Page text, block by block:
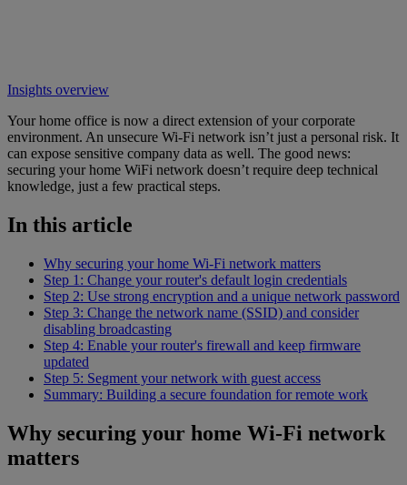
Insights overview
Your home office is now a direct extension of your corporate
environment. An unsecure Wi-Fi network isn’t just a personal risk. It
can expose sensitive company data as well. The good news:
securing your home WiFi network doesn’t require deep technical
knowledge, just a few practical steps.
In this article
Why securing your home Wi-Fi network matters
Step 1: Change your router's default login credentials
Step 2: Use strong encryption and a unique network password
Step 3: Change the network name (SSID) and consider
disabling broadcasting
Step 4: Enable your router's firewall and keep firmware
updated
Step 5: Segment your network with guest access
Summary: Building a secure foundation for remote work
Why securing your home Wi-Fi network
matters